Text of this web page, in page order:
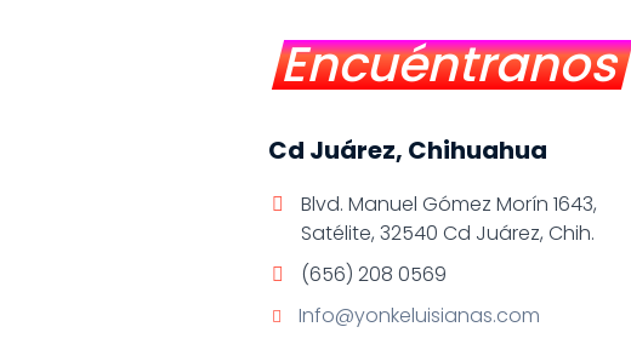
Encuéntranos
Cd Juárez, Chihuahua
Blvd. Manuel Gómez Morín 1643,
Satélite, 32540 Cd Juárez, Chih.
(656) 208 0569
Info@yonkeluisianas.com